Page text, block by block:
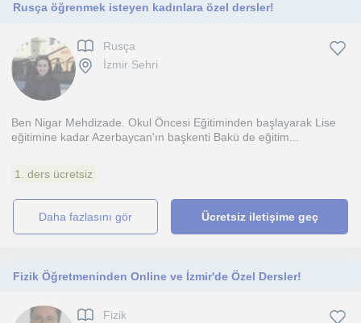
Rusça öğrenmek isteyen kadınlara özel dersler!
Rusça
İzmir Sehri
Ben Nigar Mehdizade. Okul Öncesi Eğitiminden başlayarak Lise
eğitimine kadar Azerbaycan'ın başkenti Bakü de eğitim...
1. ders ücretsiz
daha fazlasını gör Ücretsiz iletişime geç
Fizik Öğretmeninden Online ve İzmir'de Özel Dersler!
Fizik